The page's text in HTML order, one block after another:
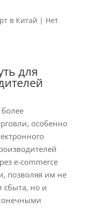
в Китай | Нет
для
более
особенно
e-commerce
позволяя им не
сбыта, но и